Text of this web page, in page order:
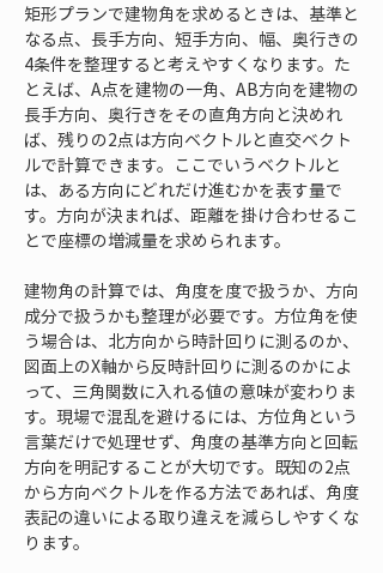
矩形プランで建物角を求めるときは、基準と
なる点、長手方向、短手方向、幅、奥行きの
4条件を整理すると考えやすくなります。た
とえば、A点を建物の一角、AB方向を建物の
長手方向、奥行きをその直角方向と決めれ
ば、残りの2点は方向ベクトルと直交ベクト
ルで計算できます。ここでいうベクトルと
は、ある方向にどれだけ進むかを表す量で
す。方向が決まれば、距離を掛け合わせるこ
とで座標の増減量を求められます。
建物角の計算では、角度を度で扱うか、方向
成分で扱うかも整理が必要です。方位角を使
う場合は、北方向から時計回りに測るのか、
図面上のX軸から反時計回りに測るのかによ
って、三角関数に入れる値の意味が変わりま
す。現場で混乱を避けるには、方位角という
言葉だけで処理せず、角度の基準方向と回転
方向を明記することが大切です。既知の2点
から方向ベクトルを作る方法であれば、角度
表記の違いによる取り違えを減らしやすくな
ります。